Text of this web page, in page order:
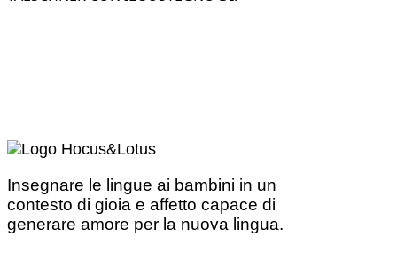
Insegnare le lingue ai bambini in un
contesto di gioia e affetto capace di
generare amore per la nuova lingua.